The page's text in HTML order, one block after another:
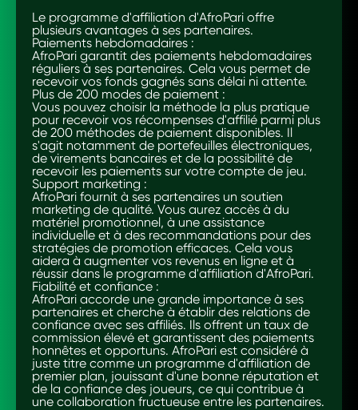
Le programme d'affiliation d'AfroPari offre
plusieurs avantages à ses partenaires.
Paiements hebdomadaires :
AfroPari garantit des paiements hebdomadaires
réguliers à ses partenaires. Cela vous permet de
recevoir vos fonds gagnés sans délai ni attente.
Plus de 200 modes de paiement :
Vous pouvez choisir la méthode la plus pratique
pour recevoir vos récompenses d'affilié parmi plus
de 200 méthodes de paiement disponibles. Il
s'agit notamment de portefeuilles électroniques,
de virements bancaires et de la possibilité de
recevoir les paiements sur votre compte de jeu.
Support marketing :
AfroPari fournit à ses partenaires un soutien
marketing de qualité. Vous aurez accès à du
matériel promotionnel, à une assistance
individuelle et à des recommandations pour des
stratégies de promotion efficaces. Cela vous
aidera à augmenter vos revenus en ligne et à
réussir dans le programme d'affiliation d'AfroPari.
Fiabilité et confiance :
AfroPari accorde une grande importance à ses
partenaires et cherche à établir des relations de
confiance avec ses affiliés. Ils offrent un taux de
commission élevé et garantissent des paiements
honnêtes et opportuns. AfroPari est considéré à
juste titre comme un programme d'affiliation de
premier plan, jouissant d'une bonne réputation et
de la confiance des joueurs, ce qui contribue à
une collaboration fructueuse entre les partenaires.